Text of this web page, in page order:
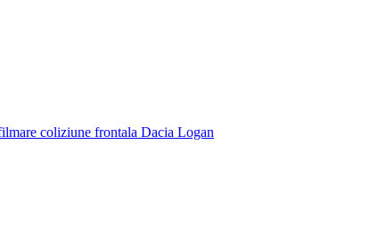
coliziune frontala Dacia Logan